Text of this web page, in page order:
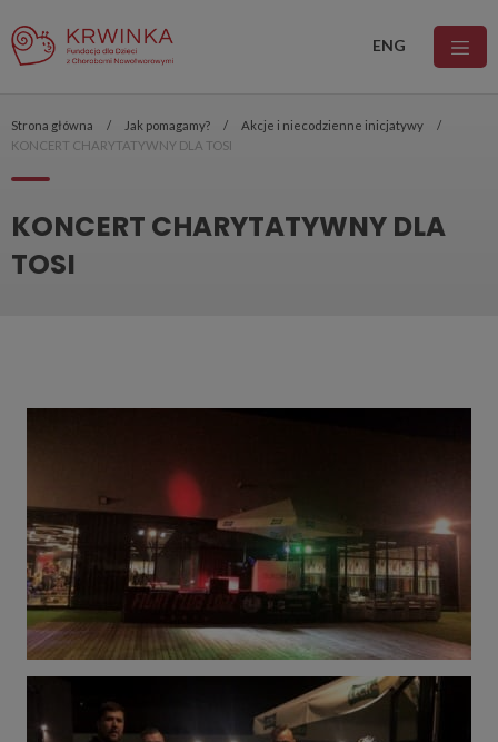
ENG
Strona główna Jak pomagamy?
Akcje i niecodzienne inicjatywy
KONCERT CHARYTATYWNY DLA TOSI
KONCERT CHARYTATYWNY DLA
TOSI